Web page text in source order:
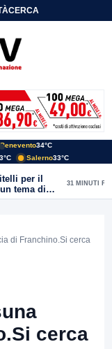
CERCA
Benevento34°C
Salerno33°C
per il
tema di
31 MINUTI FA
di Franchino.Si cerca
cerca